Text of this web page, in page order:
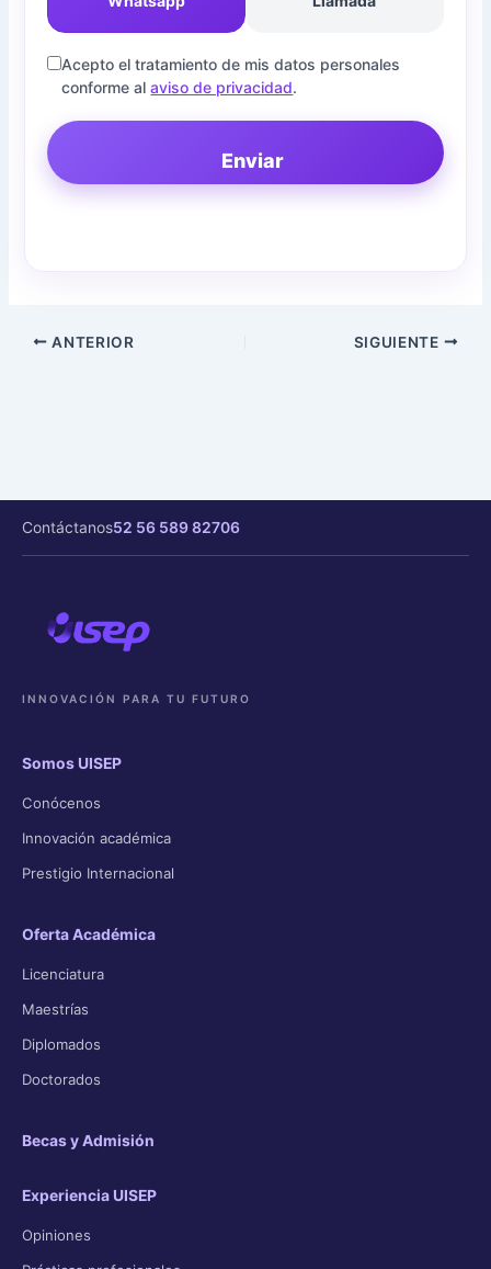
Acepto el tratamiento de mis datos personales
conforme alaviso de privacidad.
Enviar
ANTERIOR SIGUIENTE
Contáctanos52 56 589 82706
INNOVACIÓN PARA TU FUTURO
Somos UISEP
Conócenos
Innovación académica
Prestigio Internacional
Oferta Académica
Licenciatura
Maestrías
Diplomados
Doctorados
Becas y Admisión
Experiencia UISEP
Opiniones